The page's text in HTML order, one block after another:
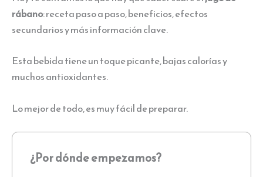
rábano: receta paso a paso, beneficios, efectos
secundarios y más información clave.
Esta bebida tiene un toque picante, bajas calorías y
muchos antioxidantes.
Lo mejor de todo, es muy fácil de preparar.
¿Por dónde empezamos?